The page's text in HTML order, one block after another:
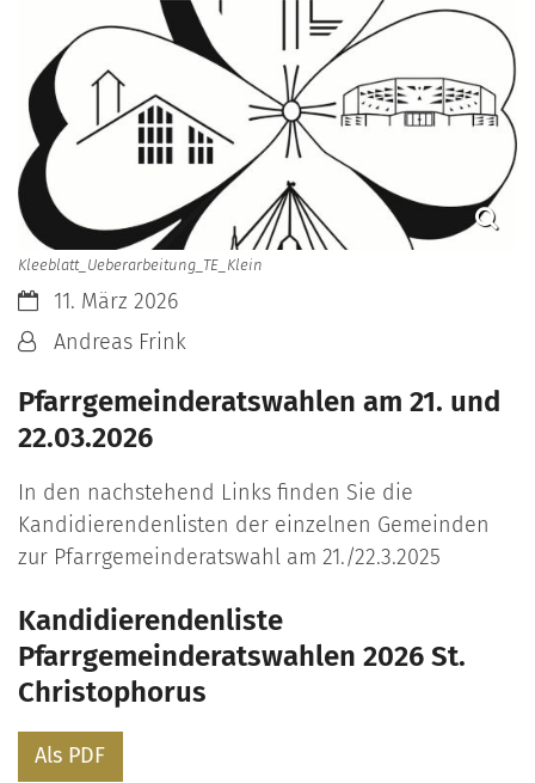
Kleeblatt_Ueberarbeitung_TE_Klein
Datum:11. März 2026
Von:Andreas Frink
Pfarrgemeinderatswahlen am 21. und
22.03.2026
In den nachstehend Links finden Sie die
Kandidierendenlisten der einzelnen Gemeinden
zur Pfarrgemeinderatswahl am 21./22.3.2025
Kandidierendenliste
Pfarrgemeinderatswahlen 2026 St.
Christophorus
Als PDF